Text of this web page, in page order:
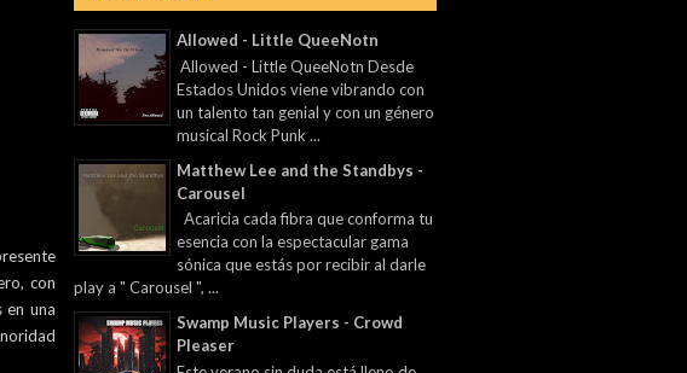
con
en una
Allowed - Little QueeNotn
Allowed - Little QueeNotn Desde
Estados Unidos viene vibrando con
un talento tan genial y con un género
musical Rock Punk ...
Matthew Lee and the Standbys -
Carousel
Acaricia cada fibra que conforma tu
esencia con la espectacular gama
sónica que estás por recibir al darle
play a " Carousel ", ...
Swamp Music Players - Crowd
Pleaser